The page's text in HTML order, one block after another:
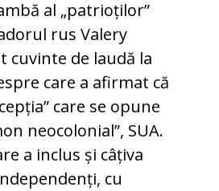
al „patrioților”
rus Valery
cuvinte de laudă la
care a afirmat că
care se opune
neocolonial”, SUA.
a inclus și câțiva
cu